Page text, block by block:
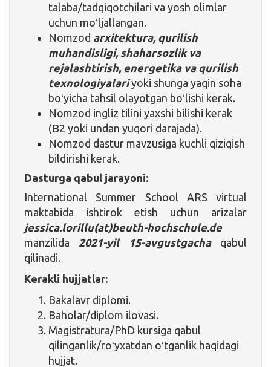
talaba/tadqiqotchilari va yosh olimlar
uchun moʻljallangan.
Nomzod arxitektura, qurilish
muhandisligi, shaharsozlik va
rejalashtirish, energetika va qurilish
texnologiyalariyoki shunga yaqin soha
boʻyicha tahsil olayotgan boʻlishi kerak.
Nomzod ingliz tilini yaxshi bilishi kerak
(B2 yoki undan yuqori darajada).
Nomzod dastur mavzusiga kuchli qiziqish
bildirishi kerak.
Dasturga qabul jarayoni:
International Summer School ARS virtual
maktabida ishtirok etish uchun arizalar
jessica.lorillu(at)beuth-hochschule.de
manzilida 2021-yil 15-avgustgachaqabul
qilinadi.
Kerakli hujjatlar:
Bakalavr diplomi.
Baholar/diplom ilovasi.
Magistratura/PhD kursiga qabul
qilinganlik/roʻyxatdan oʻtganlik haqidagi
hujjat.